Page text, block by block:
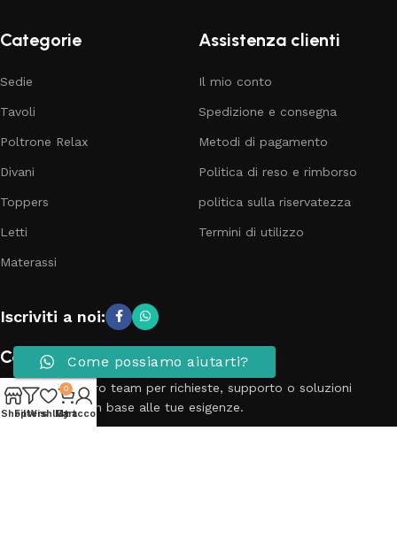
Categorie
Sedie
Tavoli
Poltrone Relax
Divani
Toppers
Letti
Materassi
Assistenza clienti
Il mio conto
Spedizione e consegna
Metodi di pagamento
Politica di reso e rimborso
politica sulla riservatezza
Termini di utilizzo
Iscriviti a noi:
Contattaci
Contatta il nostro team per richieste, supporto o soluzioni
personalizzate in base alle tue esigenze.
ShopFilters
Wishlist
0
Cart
My account
Come possiamo aiutarti?